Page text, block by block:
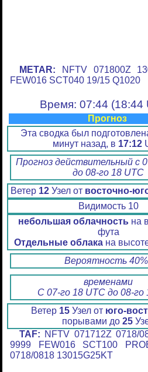
METAR: NFTV 071800Z
FEW016 SCT040 19/15 Q1020
Время: 07:44 (18:44
Прогноз
Эта сводка был
минут назад, в 17:12
Прогноз действительный с
до 08-го 18 UTC
Ветер 12 Узел от восточно-
Видимость 10
небольшая облачностьна
фута
Отдельные облака на
Вероятность
временами
С 07-го 18 UTC до 08-го
Ветер 15Узел от юго-
порывами до 25
TAF: NFTV 071712Z 0718/
9999 FEW016 SCT100
0718/0818 13015G25KT